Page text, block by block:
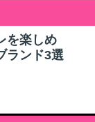
を楽しめ
ランド3選